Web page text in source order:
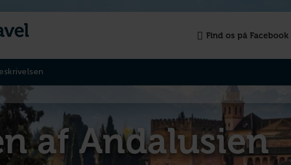
Find os på Facebook
af Andalusien